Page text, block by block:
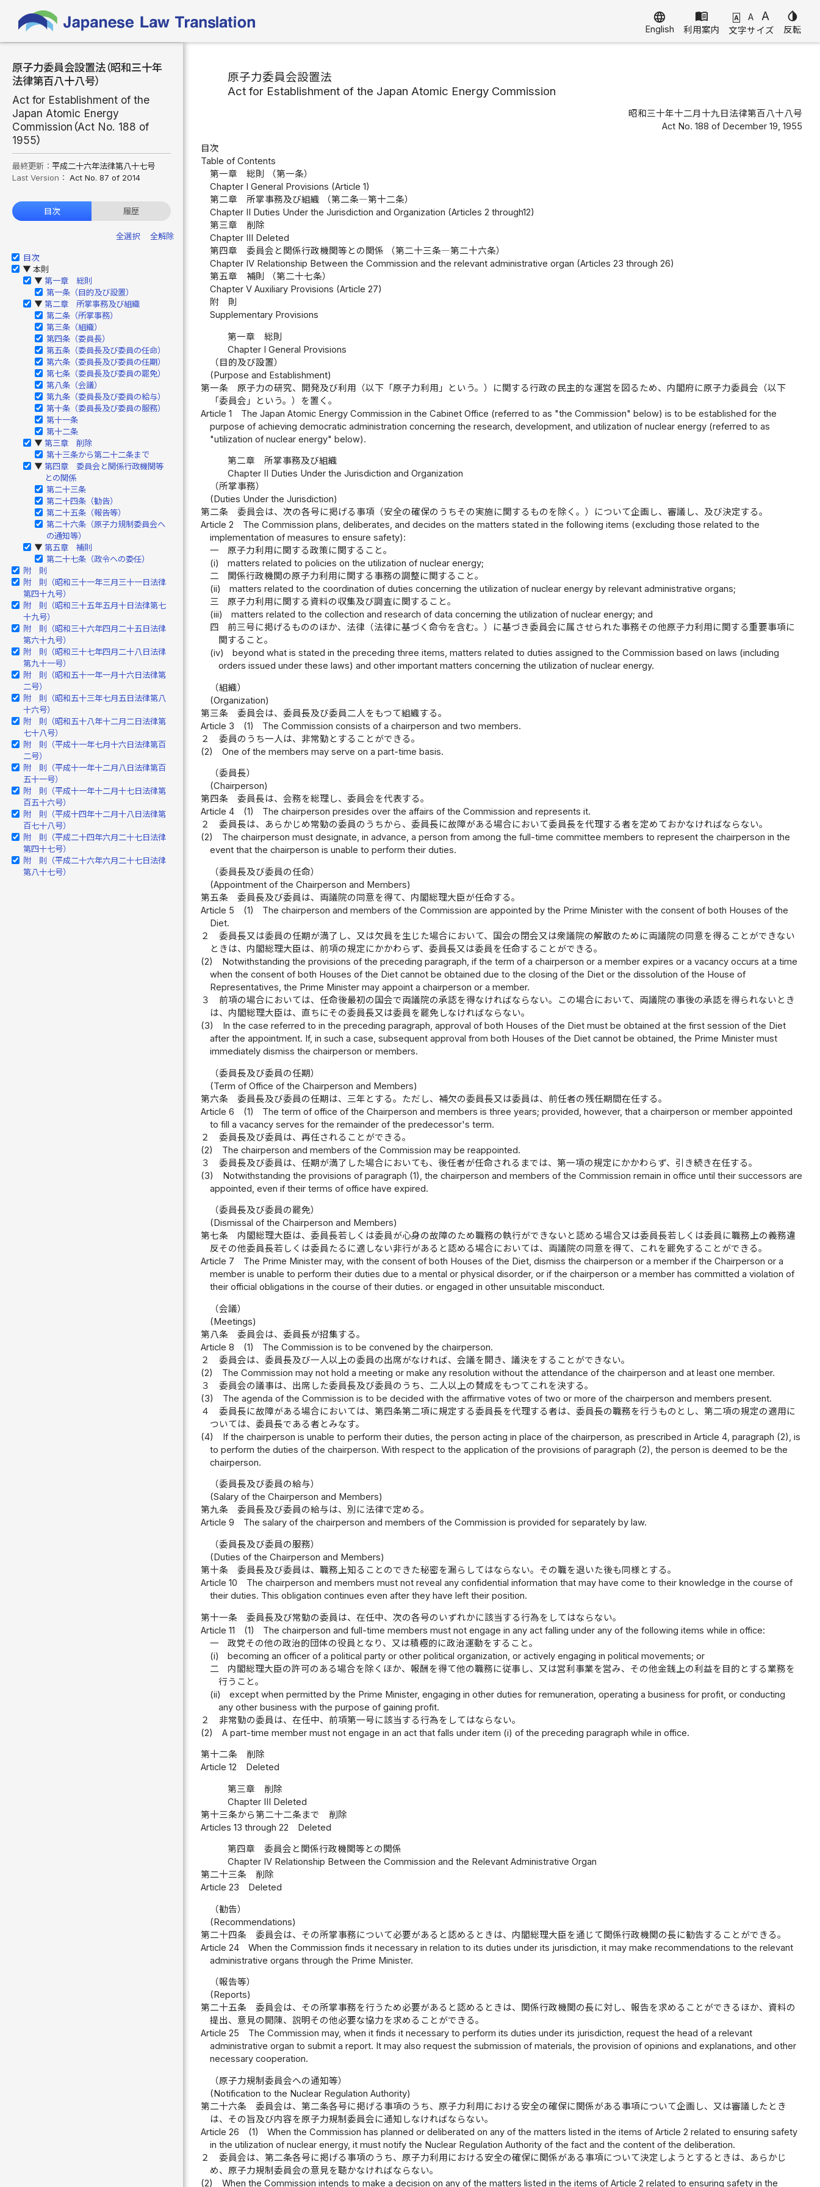
language
English
menu_book
利用案内
A A A
文字サイズ
invert_colors
反転
原子力委員会設置法（昭和三十年
法律第百八十八号）
Act for Establishment of the
Japan Atomic Energy
Commission（Act No. 188 of
1955）
最終更新： 平成二十六年法律第八十七号
Last Version： Act No. 87 of 2014
目次 履歴
全選択 全解除
目次
▶ 本則
▶ 第一章 総則
第一条（目的及び設置）
▶ 第二章 所掌事務及び組織
第二条（所掌事務）
第三条（組織）
第四条（委員長）
第五条（委員長及び委員の任命）
第六条（委員長及び委員の任期）
第七条（委員長及び委員の罷免）
第八条（会議）
第九条（委員長及び委員の給与）
第十条（委員長及び委員の服務）
第十一条
第十二条
▶ 第三章 削除
第十三条から第二十二条まで
▶ 第四章 委員会と関係行政機関等
との関係
第二十三条
第二十四条（勧告）
第二十五条（報告等）
第二十六条（原子力規制委員会へ
の通知等）
▶ 第五章 補則
第二十七条（政令への委任）
附 則
附 則（昭和三十一年三月三十一日法律
第四十九号）
附 則（昭和三十五年五月十日法律第七
十九号）
附 則（昭和三十六年四月二十五日法律
第六十九号）
附 則（昭和三十七年四月二十八日法律
第九十一号）
附 則（昭和五十一年一月十六日法律第
二号）
附 則（昭和五十三年七月五日法律第八
十六号）
附 則（昭和五十八年十二月二日法律第
七十八号）
附 則（平成十一年七月十六日法律第百
二号）
附 則（平成十一年十二月八日法律第百
五十一号）
附 則（平成十一年十二月十七日法律第
百五十六号）
附 則（平成十四年十二月十八日法律第
百七十八号）
附 則（平成二十四年六月二十七日法律
第四十七号）
附 則（平成二十六年六月二十七日法律
第八十七号）
原子力委員会設置法
Act for Establishment of the Japan Atomic Energy Commission
昭和三十年十二月十九日法律第百八十八号
Act No. 188 of December 19, 1955
目次
Table of Contents
第一章 総則 （第一条）
Chapter I General Provisions (Article 1)
第二章 所掌事務及び組織 （第二条―第十二条）
Chapter II Duties Under the Jurisdiction and Organization (Articles 2 through12)
第三章 削除
Chapter III Deleted
第四章 委員会と関係行政機関等との関係 （第二十三条―第二十六条）
Chapter IV Relationship Between the Commission and the relevant administrative organ (Articles 23 through 26)
第五章 補則 （第二十七条）
Chapter V Auxiliary Provisions (Article 27)
附 則
Supplementary Provisions
第一章 総則
Chapter I General Provisions
（目的及び設置）
(Purpose and Establishment)
第一条
原子力の研究、開発及び利用（以下「原子力利用」という。）に関する行政の民主的な運営を図るため、内閣府に原子力委員会（以下
「委員会」という。）を置く。
Article 1
The Japan Atomic Energy Commission in the Cabinet Office (referred to as "the Commission" below) is to be established for the
purpose of achieving democratic administration concerning the research, development, and utilization of nuclear energy (referred to as
"utilization of nuclear energy" below).
第二章 所掌事務及び組織
Chapter II Duties Under the Jurisdiction and Organization
（所掌事務）
(Duties Under the Jurisdiction)
第二条
委員会は、次の各号に掲げる事項（安全の確保のうちその実施に関するものを除く。）について企画し、審議し、及び決定する。
Article 2
The Commission plans, deliberates, and decides on the matters stated in the following items (excluding those related to the
implementation of measures to ensure safety):
一
原子力利用に関する政策に関すること。
(i)
matters related to policies on the utilization of nuclear energy;
二
関係行政機関の原子力利用に関する事務の調整に関すること。
(ii)
matters related to the coordination of duties concerning the utilization of nuclear energy by relevant administrative organs;
三
原子力利用に関する資料の収集及び調査に関すること。
(iii)
matters related to the collection and research of data concerning the utilization of nuclear energy; and
四
前三号に掲げるもののほか、法律（法律に基づく命令を含む。）に基づき委員会に属させられた事務その他原子力利用に関する重要事項に
関すること。
(iv)
beyond what is stated in the preceding three items, matters related to duties assigned to the Commission based on laws (including
orders issued under these laws) and other important matters concerning the utilization of nuclear energy.
（組織）
(Organization)
第三条
委員会は、委員長及び委員二人をもつて組織する。
Article 3
(1)
The Commission consists of a chairperson and two members.
２
委員のうち一人は、非常勤とすることができる。
(2)
One of the members may serve on a part-time basis.
（委員長）
(Chairperson)
第四条
委員長は、会務を総理し、委員会を代表する。
Article 4
(1)
The chairperson presides over the affairs of the Commission and represents it.
２
委員長は、あらかじめ常勤の委員のうちから、委員長に故障がある場合において委員長を代理する者を定めておかなければならない。
(2)
The chairperson must designate, in advance, a person from among the full-time committee members to represent the chairperson in the
event that the chairperson is unable to perform their duties.
（委員長及び委員の任命）
(Appointment of the Chairperson and Members)
第五条
委員長及び委員は、両議院の同意を得て、内閣総理大臣が任命する。
Article 5
(1)
The chairperson and members of the Commission are appointed by the Prime Minister with the consent of both Houses of the
Diet.
２
委員長又は委員の任期が満了し、又は欠員を生じた場合において、国会の閉会又は衆議院の解散のために両議院の同意を得ることができない
ときは、内閣総理大臣は、前項の規定にかかわらず、委員長又は委員を任命することができる。
(2)
Notwithstanding the provisions of the preceding paragraph, if the term of a chairperson or a member expires or a vacancy occurs at a time
when the consent of both Houses of the Diet cannot be obtained due to the closing of the Diet or the dissolution of the House of
Representatives, the Prime Minister may appoint a chairperson or a member.
３
前項の場合においては、任命後最初の国会で両議院の承認を得なければならない。この場合において、両議院の事後の承認を得られないとき
は、内閣総理大臣は、直ちにその委員長又は委員を罷免しなければならない。
(3)
In the case referred to in the preceding paragraph, approval of both Houses of the Diet must be obtained at the first session of the Diet
after the appointment. If, in such a case, subsequent approval from both Houses of the Diet cannot be obtained, the Prime Minister must
immediately dismiss the chairperson or members.
（委員長及び委員の任期）
(Term of Office of the Chairperson and Members)
第六条
委員長及び委員の任期は、三年とする。ただし、補欠の委員長又は委員は、前任者の残任期間在任する。
Article 6
(1)
The term of office of the Chairperson and members is three years; provided, however, that a chairperson or member appointed
to fill a vacancy serves for the remainder of the predecessor's term.
２
委員長及び委員は、再任されることができる。
(2)
The chairperson and members of the Commission may be reappointed.
３
委員長及び委員は、任期が満了した場合においても、後任者が任命されるまでは、第一項の規定にかかわらず、引き続き在任する。
(3)
Notwithstanding the provisions of paragraph (1), the chairperson and members of the Commission remain in office until their successors are
appointed, even if their terms of office have expired.
（委員長及び委員の罷免）
(Dismissal of the Chairperson and Members)
第七条
内閣総理大臣は、委員長若しくは委員が心身の故障のため職務の執行ができないと認める場合又は委員長若しくは委員に職務上の義務違
反その他委員長若しくは委員たるに適しない非行があると認める場合においては、両議院の同意を得て、これを罷免することができる。
Article 7
The Prime Minister may, with the consent of both Houses of the Diet, dismiss the chairperson or a member if the Chairperson or a
member is unable to perform their duties due to a mental or physical disorder, or if the chairperson or a member has committed a violation of
their official obligations in the course of their duties. or engaged in other unsuitable misconduct.
（会議）
(Meetings)
第八条
委員会は、委員長が招集する。
Article 8
(1)
The Commission is to be convened by the chairperson.
２
委員会は、委員長及び一人以上の委員の出席がなければ、会議を開き、議決をすることができない。
(2)
The Commission may not hold a meeting or make any resolution without the attendance of the chairperson and at least one member.
３
委員会の議事は、出席した委員長及び委員のうち、二人以上の賛成をもつてこれを決する。
(3)
The agenda of the Commission is to be decided with the affirmative votes of two or more of the chairperson and members present.
４
委員長に故障がある場合においては、第四条第二項に規定する委員長を代理する者は、委員長の職務を行うものとし、第二項の規定の適用に
ついては、委員長である者とみなす。
(4)
If the chairperson is unable to perform their duties, the person acting in place of the chairperson, as prescribed in Article 4, paragraph (2), is
to perform the duties of the chairperson. With respect to the application of the provisions of paragraph (2), the person is deemed to be the
chairperson.
（委員長及び委員の給与）
(Salary of the Chairperson and Members)
第九条
委員長及び委員の給与は、別に法律で定める。
Article 9
The salary of the chairperson and members of the Commission is provided for separately by law.
（委員長及び委員の服務）
(Duties of the Chairperson and Members)
第十条
委員長及び委員は、職務上知ることのできた秘密を漏らしてはならない。その職を退いた後も同様とする。
Article 10
The chairperson and members must not reveal any confidential information that may have come to their knowledge in the course of
their duties. This obligation continues even after they have left their position.
第十一条
委員長及び常勤の委員は、在任中、次の各号のいずれかに該当する行為をしてはならない。
Article 11
(1)
The chairperson and full-time members must not engage in any act falling under any of the following items while in office:
一
政党その他の政治的団体の役員となり、又は積極的に政治運動をすること。
(i)
becoming an officer of a political party or other political organization, or actively engaging in political movements; or
二
内閣総理大臣の許可のある場合を除くほか、報酬を得て他の職務に従事し、又は営利事業を営み、その他金銭上の利益を目的とする業務を
行うこと。
(ii)
except when permitted by the Prime Minister, engaging in other duties for remuneration, operating a business for profit, or conducting
any other business with the purpose of gaining profit.
２
非常勤の委員は、在任中、前項第一号に該当する行為をしてはならない。
(2)
A part-time member must not engage in an act that falls under item (i) of the preceding paragraph while in office.
第十二条
削除
Article 12
Deleted
第三章 削除
Chapter III Deleted
第十三条から第二十二条まで
削除
Articles 13 through 22
Deleted
第四章 委員会と関係行政機関等との関係
Chapter IV Relationship Between the Commission and the Relevant Administrative Organ
第二十三条
削除
Article 23
Deleted
（勧告）
(Recommendations)
第二十四条
委員会は、その所掌事務について必要があると認めるときは、内閣総理大臣を通じて関係行政機関の長に勧告することができる。
Article 24
When the Commission finds it necessary in relation to its duties under its jurisdiction, it may make recommendations to the relevant
administrative organs through the Prime Minister.
（報告等）
(Reports)
第二十五条
委員会は、その所掌事務を行うため必要があると認めるときは、関係行政機関の長に対し、報告を求めることができるほか、資料の
提出、意見の開陳、説明その他必要な協力を求めることができる。
Article 25
The Commission may, when it finds it necessary to perform its duties under its jurisdiction, request the head of a relevant
administrative organ to submit a report. It may also request the submission of materials, the provision of opinions and explanations, and other
necessary cooperation.
（原子力規制委員会への通知等）
(Notification to the Nuclear Regulation Authority)
第二十六条
委員会は、第二条各号に掲げる事項のうち、原子力利用における安全の確保に関係がある事項について企画し、又は審議したとき
は、その旨及び内容を原子力規制委員会に通知しなければならない。
Article 26
(1)
When the Commission has planned or deliberated on any of the matters listed in the items of Article 2 related to ensuring safety
in the utilization of nuclear energy, it must notify the Nuclear Regulation Authority of the fact and the content of the deliberation.
２
委員会は、第二条各号に掲げる事項のうち、原子力利用における安全の確保に関係がある事項について決定しようとするときは、あらかじ
め、原子力規制委員会の意見を聴かなければならない。
(2)
When the Commission intends to make a decision on any of the matters listed in the items of Article 2 related to ensuring safety in the